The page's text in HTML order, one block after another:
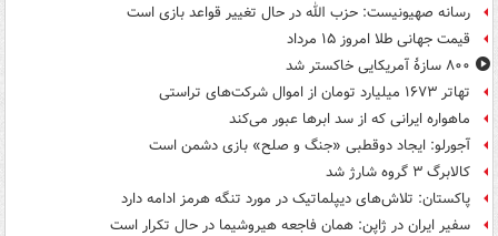
رسانه صهیونیست: حزب الله در حال تغییر قواعد بازی است
قیمت جهانی طلا امروز ۱۵ مرداد
۸۰۰ سازۀ آمریکایی خاکستر شد
تهاتر ۱۶۷۳ میلیارد تومان از اموال شرکت‌های تراستی
ماهواره ایرانی که از سد ابرها عبور می‌کند
آجورلو: ایجاد دوقطبی «جنگ و صلح‌» بازی دشمن است
کالابرگ ۳ گروه شارژ شد
پاکستان: تلاش‌های دیپلماتیک در مورد تنگه هرمز ادامه دارد
سفیر ایران در ژاپن: همان فاجعه هیروشیما در حال تکرار است